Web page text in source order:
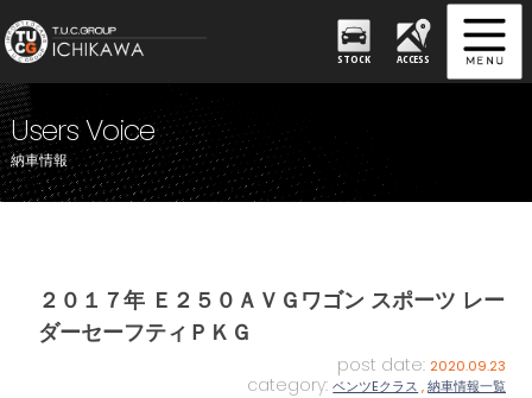
STOCK ACCESS
Users Voice
納車情報
２０１７年 Ｅ２５０ＡＶＧワゴン スポーツ レー
ダーセーフティＰＫＧ
post date: 2020.09.23
category:ベンツEクラス ,納車情報一覧